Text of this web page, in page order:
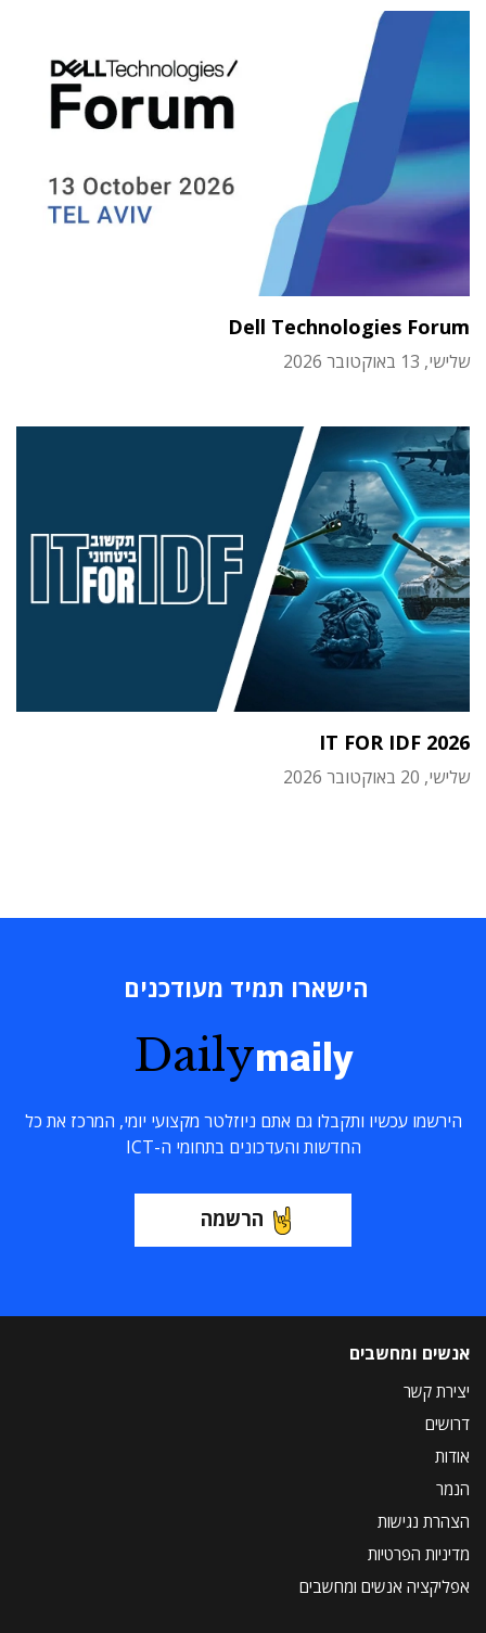
Dell Technologies Forum
שלישי, 13 באוקטובר 2026
IT FOR IDF 2026
שלישי, 20 באוקטובר 2026
הישארו תמיד מעודכנים
Dailymaily
הירשמו עכשיו ותקבלו גם אתם ניוזלטר מקצועי יומי, המרכז את כל
החדשות והעדכונים בתחומי ה-ICT
הרשמה
אנשים ומחשבים
יצירת קשר
דרושים
אודות
הנמר
הצהרת נגישות
מדיניות הפרטיות
אפליקציה אנשים ומחשבים